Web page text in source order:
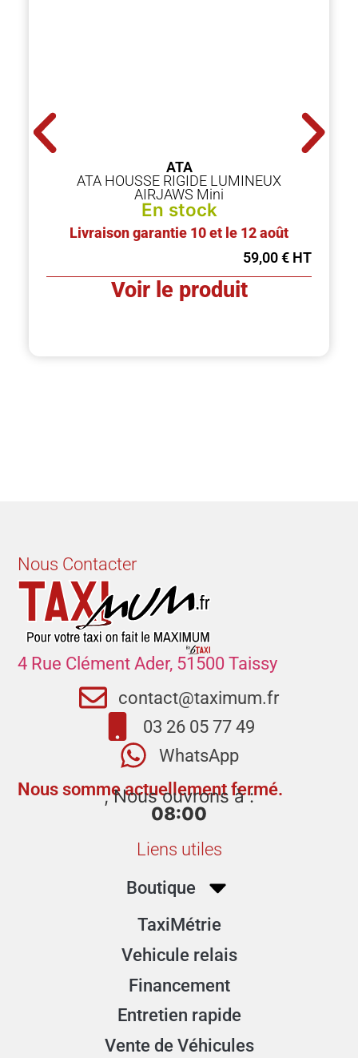
ATA
ATA HOUSSE RIGIDE LUMINEUX
AIRJAWS Mini
En stock
Livraison garantie 10 et le 12 août
59,00€
Voir le produit
Nous Contacter
4 Rue Clément Ader, 51500 Taissy
contact@taximum.fr
03 26 05 77 49
WhatsApp
Nous somme actuellement fermé.
, Nous ouvrons à :
08:00
Liens utiles
Boutique
TaxiMétrie
Vehicule relais
Financement
Entretien rapide
Vente de Véhicules